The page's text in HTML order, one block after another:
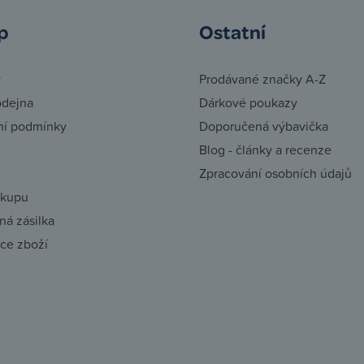
podmínky
zásilka
zboží
Ostatní
Prodávané značky A-Z
Dárkové poukazy
Doporučená výbavička
Blog - články a recenze
Zpracování osobních údajů